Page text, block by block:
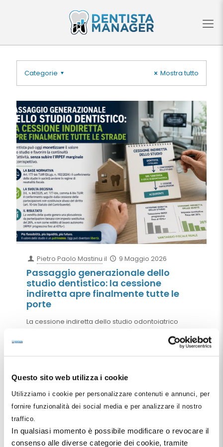
Questo sito web utilizza i cookie
Utilizziamo i cookie per personalizzare contenuti e annunci, per
fornire funzionalità dei social media e per analizzare il nostro
traffico.
In qualsiasi momento è possibile modificare o revocare il
consenso alle diverse categorie dei cookie, tramite
Categorie Mostra tutto
Pietro Paolo Mastinu il 9 Maggio 2026
Passaggio generazionale dello
studio dentistico: la cessione
indiretta apre finalmente tutte le
porte
La cessione indiretta dello studio odontoiatrico
attraverso SRL sanitarie e società odontoiatriche
normative, il dentista può oggi pianificare la
tassazione IRPEF marginale tipica della cessione
diretta dello studio professionale.
Leggi tutto